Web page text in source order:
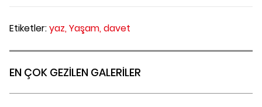
Etiketler:yaz,Yaşam,davet
EN ÇOK GEZİLEN GALERİLER